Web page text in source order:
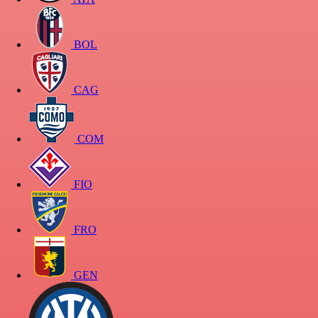
BOL
CAG
COM
FIO
FRO
GEN